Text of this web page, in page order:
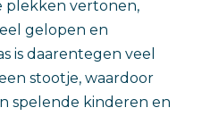
plekken vertonen,
gelopen en
is daarentegen veel
stootje, waardoor
spelende kinderen en